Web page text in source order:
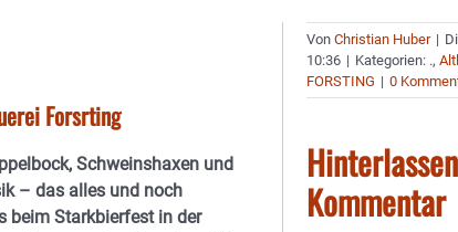
Forsrting
Schweinshaxen und
– das alles und noch
beim Starkbierfest in der
VonChristian Huber |
10:36 | Kategorien: .,
FORSTING | 0
Kommentar